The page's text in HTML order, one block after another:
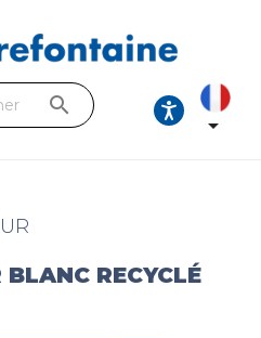
search

RECYCLÉ